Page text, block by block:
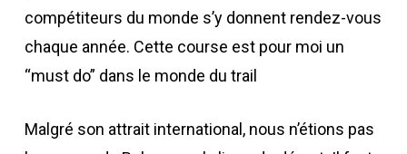
compétiteurs du monde s’y donnent rendez-vous
chaque année. Cette course est pour moi un
“must do” dans le monde du trail
Malgré son attrait international, nous n’étions pas